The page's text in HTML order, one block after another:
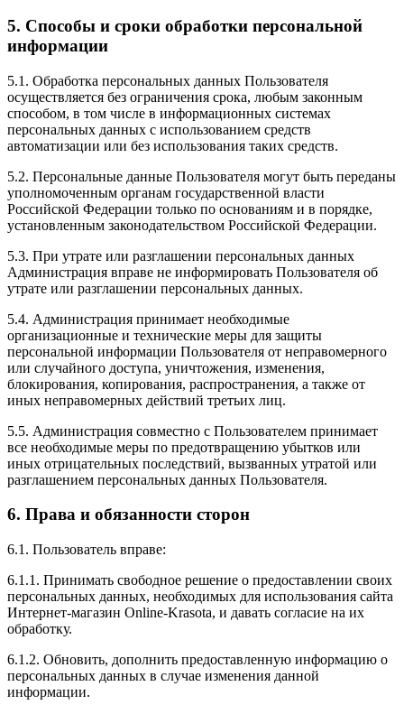
5. Способы и сроки обработки персональной
информации
5.1. Обработка персональных данных Пользователя
осуществляется без ограничения срока, любым законным
способом, в том числе в информационных системах
персональных данных с использованием средств
автоматизации или без использования таких средств.
5.2. Персональные данные Пользователя могут быть переданы
уполномоченным органам государственной власти
Российской Федерации только по основаниям и в порядке,
установленным законодательством Российской Федерации.
5.3. При утрате или разглашении персональных данных
Администрация вправе не информировать Пользователя об
утрате или разглашении персональных данных.
5.4. Администрация принимает необходимые
организационные и технические меры для защиты
персональной информации Пользователя от неправомерного
или случайного доступа, уничтожения, изменения,
блокирования, копирования, распространения, а также от
иных неправомерных действий третьих лиц.
5.5. Администрация совместно с Пользователем принимает
все необходимые меры по предотвращению убытков или
иных отрицательных последствий, вызванных утратой или
разглашением персональных данных Пользователя.
6. Права и обязанности сторон
6.1. Пользователь вправе:
6.1.1. Принимать свободное решение о предоставлении своих
персональных данных, необходимых для использования сайта
Интернет-магазин Online-Krasota, и давать согласие на их
обработку.
6.1.2. Обновить, дополнить предоставленную информацию о
персональных данных в случае изменения данной
информации.